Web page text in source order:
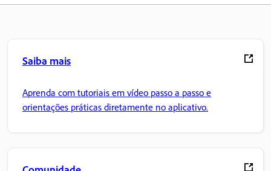
Saiba mais
Aprenda com tutoriais em vídeo passo a passo e
orientações práticas diretamente no aplicativo.